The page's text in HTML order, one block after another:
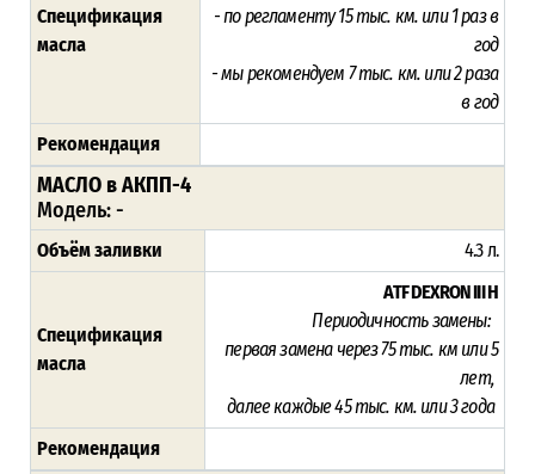
Спецификация
масла
- по регламенту 15тыс. км. или 1 раз в
год
- мы рекомендуем 7 тыс. км. или 2 раза
в год
Рекомендация
МАСЛО в АКПП-4
Модель: -
Объём заливки 4.3 л.
Спецификация
масла
ATF DEXRON III H
Периодичность замены:
первая замена через 75тыс. км или 5
лет,
далее каждые 45 тыс. км. или 3 года
Рекомендация